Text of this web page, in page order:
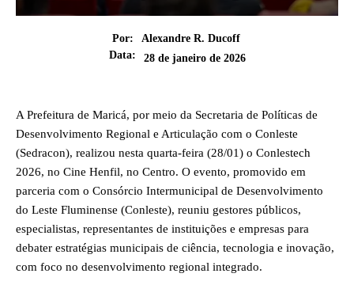
Por:
Alexandre R. Ducoff
Data:
28 de janeiro de 2026
A Prefeitura de Maricá, por meio da Secretaria de Políticas de
Desenvolvimento Regional e Articulação com o Conleste
(Sedracon), realizou nesta quarta-feira (28/01) o Conlestech
2026, no Cine Henfil, no Centro. O evento, promovido em
parceria com o Consórcio Intermunicipal de Desenvolvimento
do Leste Fluminense (Conleste), reuniu gestores públicos,
especialistas, representantes de instituições e empresas para
debater estratégias municipais de ciência, tecnologia e inovação,
com foco no desenvolvimento regional integrado.